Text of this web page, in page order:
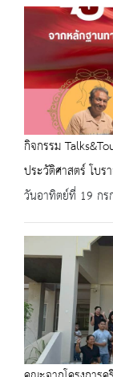
กิจกรรม
ประวัติศาสตร์ โบร
วันอาทิตย์ที่ 19 ก